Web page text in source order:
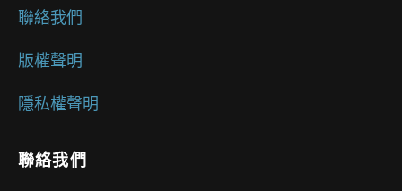
聯絡我們
版權聲明
隱私權聲明
聯絡我們